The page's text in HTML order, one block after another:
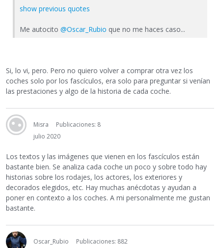
show previous quotes
Me autocito @Oscar_Rubio que no me haces caso...
Si, lo vi, pero. Pero no quiero volver a comprar otra vez los
coches solo por los fascículos, era solo para preguntar si venían
las prestaciones y algo de la historia de cada coche.
Misra
Publicaciones: 8
julio 2020
Los textos y las imágenes que vienen en los fascículos están
bastante bien. Se analiza cada coche un poco y sobre todo hay
historias sobre los rodajes, los actores, los exteriores y
decorados elegidos, etc. Hay muchas anécdotas y ayudan a
poner en contexto a los coches. A mi personalmente me gustan
bastante.
Oscar_Rubio
Publicaciones: 882